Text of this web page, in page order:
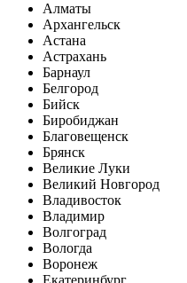
Алматы
Архангельск
Астана
Астрахань
Барнаул
Белгород
Бийск
Биробиджан
Благовещенск
Брянск
Великие Луки
Великий Новгород
Владивосток
Владимир
Волгоград
Вологда
Воронеж